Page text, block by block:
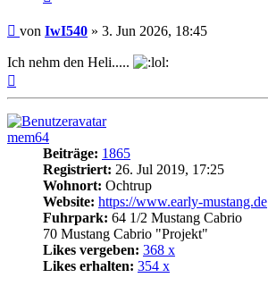
Beitrag
von IwI540 » 3. Jun 2026, 18:45
Ich nehm den Heli.....
mem64
Beiträge: 1865
Registriert: 26. Jul 2019, 17:25
Wohnort: Ochtrup
Website: https://www.early-mustang.de
Fuhrpark: 64 1/2 Mustang Cabrio
70 Mustang Cabrio "Projekt"
Likes vergeben: 368 x
Likes erhalten: 354 x